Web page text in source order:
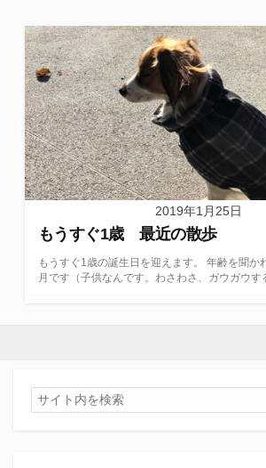
2019年1月25日
もうすぐ1歳 最近の散歩
もうすぐ1歳の誕生日を迎えます。 年齢を聞か
月です（子供なんです。わさわさ、ガウガウす
検
索